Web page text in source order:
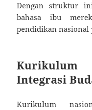
Dengan struktur
bahasa ibu
pendidikan nasional
Integrasi
Kurikulum